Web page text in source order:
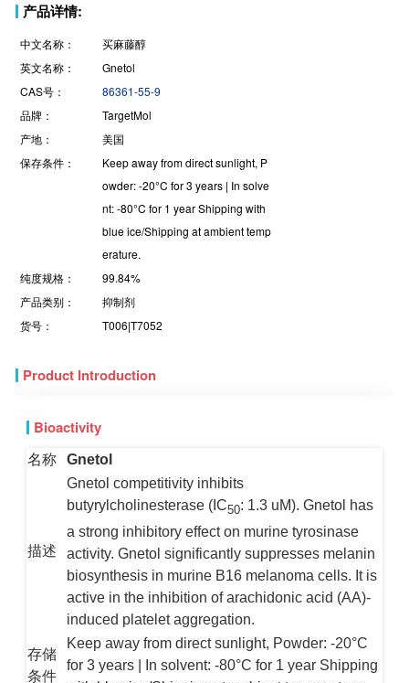
产品详情:
中文名称：
买麻藤醇
英文名称：
Gnetol
CAS号：
86361-55-9
品牌：
TargetMol
产地：
美国
保存条件：
Keep away from direct sunlight, P
owder: -20°C for 3 years | In solve
nt: -80°C for 1 year Shipping with
blue ice/Shipping at ambient temp
erature.
纯度规格：
99.84%
产品类别：
抑制剂
货号：
T006|T7052
Product Introduction
Bioactivity
名称 Gnetol
描述
Gnetol competitivity inhibits
butyrylcholinesterase (IC50: 1.3 uM). Gnetol has
a strong inhibitory effect on murine tyrosinase
activity. Gnetol significantly suppresses melanin
biosynthesis in murine B16 melanoma cells. It is
active in the inhibition of arachidonic acid (AA)-
induced platelet aggregation.
存储
条件
Keep away from direct sunlight, Powder: -20°C
for 3 years | In solvent: -80°C for 1 year Shipping